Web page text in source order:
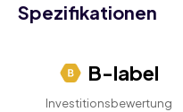
Spezifikationen
B-label
Investitionsbewertung